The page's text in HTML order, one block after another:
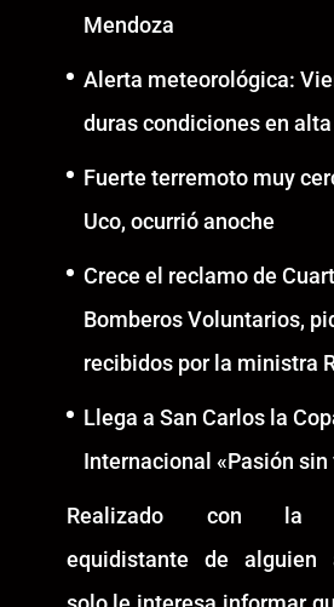
Mendoza
Alerta meteorológica:
duras condiciones en
Fuerte terremoto muy
Uco, ocurrió anoche
Crece el reclamo de
Bomberos Voluntarios,
recibidos por la ministra
Llega a San Carlos la
Internacional «Pasión sin
Realizado con la
equidistante de alguien